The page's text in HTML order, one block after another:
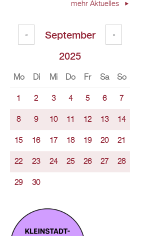
mehr Aktuelles
September
2025
« »
Mo Di Mi Do Fr Sa So
1 2 3 4 5 6 7
8 9 10 11 12 13 14
15 16 17 18 19 20 21
22 23 24 25 26 27 28
29 30